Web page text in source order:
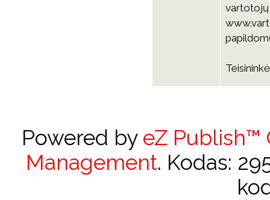
Powered by eZ Publish™
Management. Kodas: